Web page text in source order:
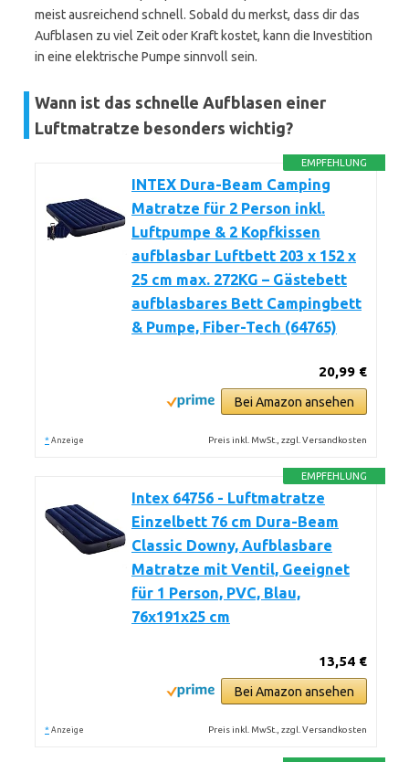
meist ausreichend schnell. Sobald du merkst, dass dir das
Aufblasen zu viel Zeit oder Kraft kostet, kann die Investition
in eine elektrische Pumpe sinnvoll sein.
Wann ist das schnelle Aufblasen einer
Luftmatratze besonders wichtig?
EMPFEHLUNG
INTEX Dura-Beam Camping
Matratze für 2 Person inkl.
Luftpumpe & 2 Kopfkissen
aufblasbar Luftbett 203 x 152 x
25 cm max. 272KG – Gästebett
aufblasbares Bett Campingbett
& Pumpe, Fiber-Tech (64765)
20,99 €
Bei Amazon ansehen
* Anzeige Preis inkl. MwSt., zzgl. Versandkosten
EMPFEHLUNG
Intex 64756 - Luftmatratze
Einzelbett 76 cm Dura-Beam
Classic Downy, Aufblasbare
Matratze mit Ventil, Geeignet
für 1 Person, PVC, Blau,
76x191x25 cm
13,54 €
Bei Amazon ansehen
* Anzeige Preis inkl. MwSt., zzgl. Versandkosten